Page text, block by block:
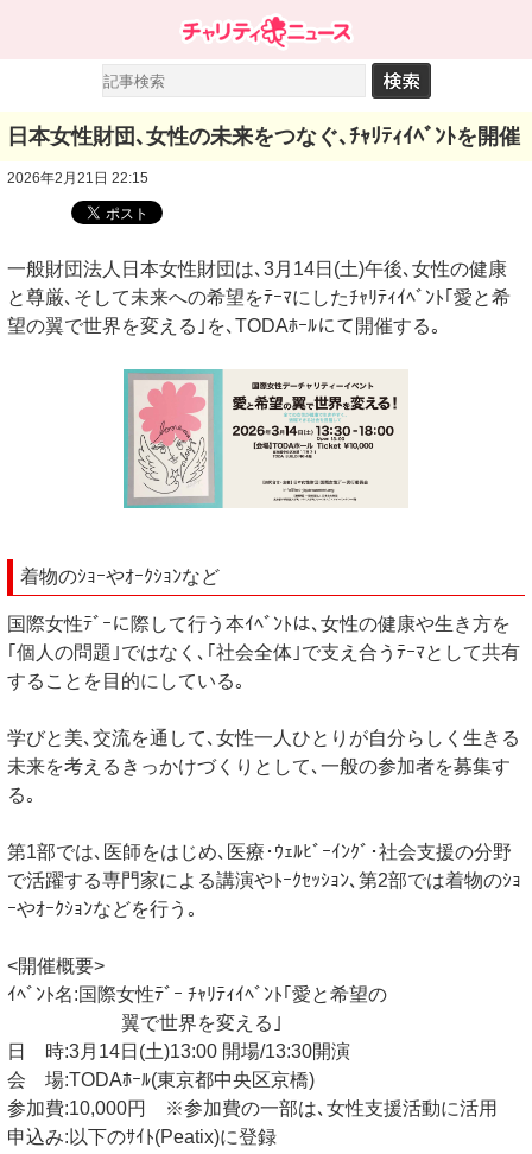
日本女性財団､女性の未来をつなぐ､ﾁｬﾘﾃｨｲﾍﾞﾝﾄを開催
2026年2月21日 22:15
一般財団法人日本女性財団は､3月14日(土)午後､女性の健康
と尊厳､そして未来への希望をﾃｰﾏにしたﾁｬﾘﾃｨｲﾍﾞﾝﾄ｢愛と希
望の翼で世界を変える｣を､TODAﾎｰﾙにて開催する｡
着物のｼｮｰやｵｰｸｼｮﾝなど
国際女性ﾃﾞｰに際して行う本ｲﾍﾞﾝﾄは､女性の健康や生き方を
｢個人の問題｣ではなく､｢社会全体｣で支え合うﾃｰﾏとして共有
することを目的にしている｡
学びと美､交流を通して､女性一人ひとりが自分らしく生きる
未来を考えるきっかけづくりとして､一般の参加者を募集す
る｡
第1部では､医師をはじめ､医療･ｳｪﾙﾋﾞｰｲﾝｸﾞ･社会支援の分野
で活躍する専門家による講演やﾄｰｸｾｯｼｮﾝ､第2部では着物のｼｮ
ｰやｵｰｸｼｮﾝなどを行う｡
<開催概要>
ｲﾍﾞﾝﾄ名:国際女性ﾃﾞｰ ﾁｬﾘﾃｨｲﾍﾞﾝﾄ｢愛と希望の
翼で世界を変える｣
日 時:3月14日(土)13:00 開場/13:30開演
会 場:TODAﾎｰﾙ(東京都中央区京橋)
参加費:10,000円 ※参加費の一部は､女性支援活動に活用
申込み:以下のｻｲﾄ(Peatix)に登録